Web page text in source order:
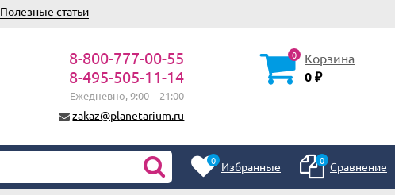
Полезные статьи
8-800-777-00-55
8-495-505-11-14
Ежедневно, 9:00—21:00
zakaz@planetarium.ru
0 Корзина
0 ₽
0 Избранные 0 Сравнение